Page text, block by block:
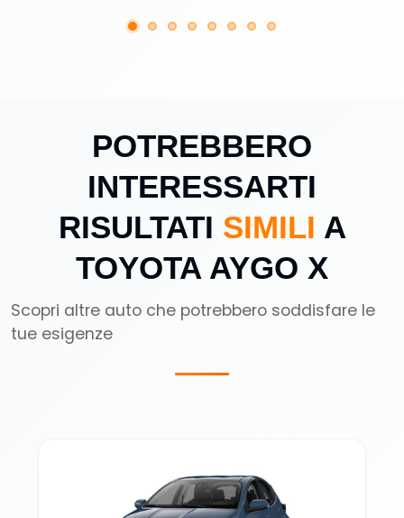
POTREBBERO
INTERESSARTI
RISULTATI SIMILI A
TOYOTA AYGO X
Scopri altre auto che potrebbero soddisfare le
tue esigenze